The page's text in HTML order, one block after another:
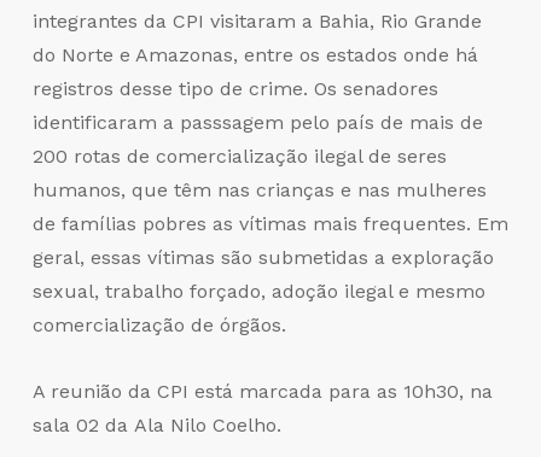
integrantes da CPI visitaram a Bahia, Rio Grande
do Norte e Amazonas, entre os estados onde há
registros desse tipo de crime. Os senadores
identificaram a passsagem pelo país de mais de
200 rotas de comercialização ilegal de seres
humanos, que têm nas crianças e nas mulheres
de famílias pobres as vítimas mais frequentes. Em
geral, essas vítimas são submetidas a exploração
sexual, trabalho forçado, adoção ilegal e mesmo
comercialização de órgãos.
A reunião da CPI está marcada para as 10h30, na
sala 02 da Ala Nilo Coelho.